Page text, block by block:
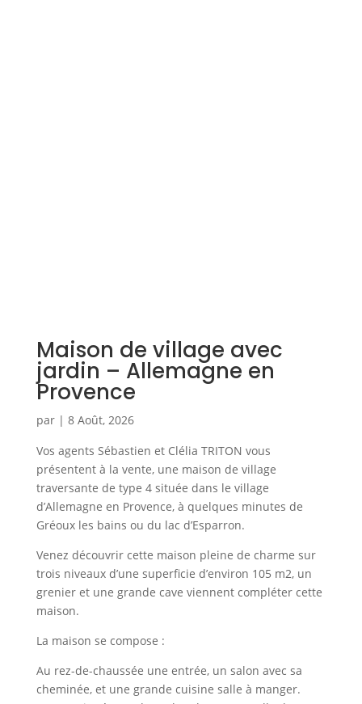
Maison de village avec
jardin – Allemagne en
Provence
par | 8 Août, 2026
Vos agents Sébastien et Clélia TRITON vous
présentent à la vente, une maison de village
traversante de type 4 située dans le village
d’Allemagne en Provence, à quelques minutes de
Gréoux les bains ou du lac d’Esparron.
Venez découvrir cette maison pleine de charme sur
trois niveaux d’une superficie d’environ 105 m2, un
grenier et une grande cave viennent compléter cette
maison.
La maison se compose :
Au rez-de-chaussée une entrée, un salon avec sa
cheminée, et une grande cuisine salle à manger.